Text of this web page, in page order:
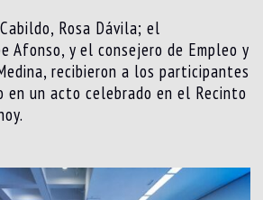
Rosa Dávila; el
Afonso, y el consejero de Empleo y
recibieron a los participantes
un acto celebrado en el Recinto